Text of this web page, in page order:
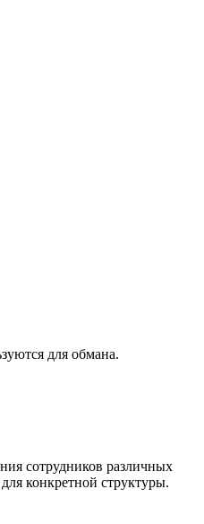
для обмана.
сотрудников различных
конкретной структуры.